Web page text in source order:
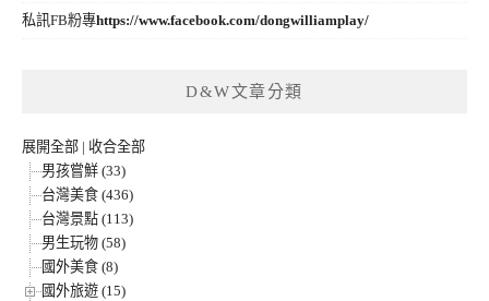
私訊FB粉專https://www.facebook.com/dongwilliamplay/
D&W文章分類
展開全部 | 收合全部
男孩嘗鮮 (33)
台灣美食 (436)
台灣景點 (113)
男生玩物 (58)
國外美食 (8)
國外旅遊 (15)